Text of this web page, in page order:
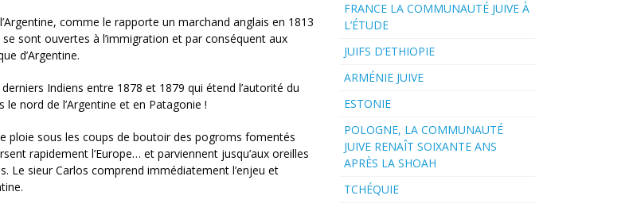
comme le rapporte un marchand anglais en 1813
sont ouvertes à l’immigration et par conséquent aux
d’Argentine.
Indiens entre 1878 et 1879 qui étend l’autorité du
nord de l’Argentine et en Patagonie !
ploie sous les coups de boutoir des pogroms fomentés
rapidement l’Europe… et parviennent jusqu’aux oreilles
Le sieur Carlos comprend immédiatement l’enjeu et
FRANCE LA COMMUNAUTÉ JUIVE À
L’ÉTUDE
JUIFS D’ETHIOPIE
ARMÉNIE JUIVE
ESTONIE
POLOGNE, LA COMMUNAUTÉ
JUIVE RENAÎT SOIXANTE ANS
APRÈS LA SHOAH
TCHÉQUIE